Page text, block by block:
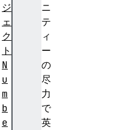
ニ
テ
ィ
ー
の
尽
力
で
英
ジ
ェ
ク
ト
N
u
m
b
e